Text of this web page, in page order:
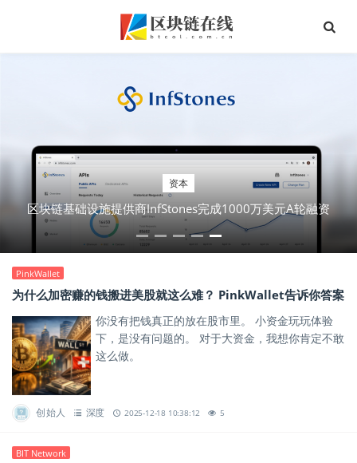
资本
区块链基础设施提供商InfStones完成1000万美元A轮融资
PinkWallet
为什么加密赚的钱搬进美股就这么难？ PinkWallet告诉你答案
你没有把钱真正的放在股市里。 小资金玩玩体验
下，是没有问题的。 对于大资金，我想你肯定不敢
这么做。
创始人 深度 2025-12-18 10:38:12 5
BIT Network